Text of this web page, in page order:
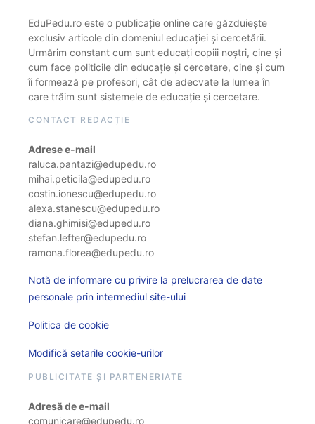
EduPedu.ro este o publicație online care găzduiește
exclusiv articole din domeniul educației și cercetării.
Urmărim constant cum sunt educați copiii noștri, cine și
cum face politicile din educație și cercetare, cine și cum
îi formează pe profesori, cât de adecvate la lumea în
care trăim sunt sistemele de educație și cercetare.
CONTACT REDACȚIE
Adrese e-mail
raluca.pantazi@edupedu.ro
mihai.peticila@edupedu.ro
costin.ionescu@edupedu.ro
alexa.stanescu@edupedu.ro
diana.ghimisi@edupedu.ro
stefan.lefter@edupedu.ro
ramona.florea@edupedu.ro
Notă de informare cu privire la prelucrarea de date
personale prin intermediul site-ului
Politica de cookie
Modifică setarile cookie-urilor
PUBLICITATE ȘI PARTENERIATE
Adresă de e-mail
comunicare@edupedu.ro